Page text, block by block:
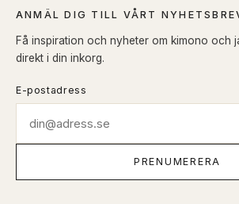
ANMÄL DIG TILL VÅRT
Få inspiration och nyheter om kimono och
direkt i din inkorg.
E-postadress
PRENUMERERA